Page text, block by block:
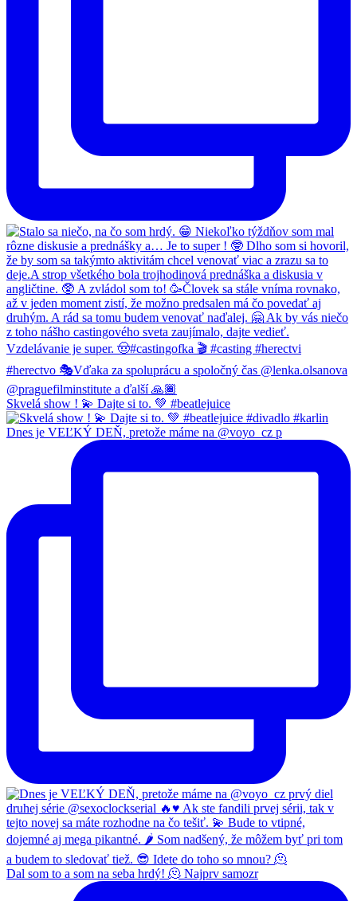
Skvelá show ! 💫 Dajte si to. 💚 #beatlejuice
Dnes je VEĽKÝ DEŇ, pretože máme na @voyo_cz p
Dal som to a som na seba hrdý! 🫠 Najprv samozr